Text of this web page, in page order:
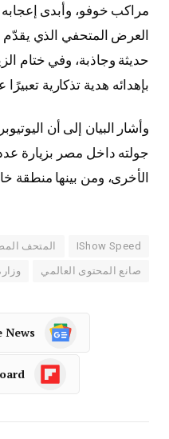
مراكب خوفو، وأبدى إعجابه
العرض المتحفي الذي يقدّم
حديثة وجاذبة، وفي ختام
بإهدائه هدية تذكارية
وأشار البيان إلى أن
جولته داخل مصر بزيارة
الأخرى، ومن بينها منطقة
IShow Speed المتحف
صانع المحتوى العالمي
News